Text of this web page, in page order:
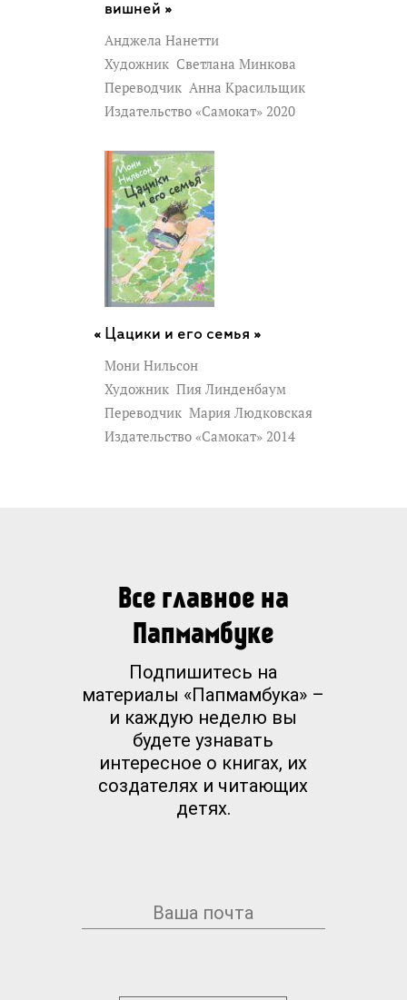
вишней »
Анджела Нанетти
Художник Светлана Минкова
Переводчик Анна Красильщик
Издательство «Самокат» 2020
Цацики и его семья »
Мони Нильсон
Художник Пия Линденбаум
Переводчик Мария Людковская
Издательство «Самокат» 2014
Все главное на
Папмамбуке
Подпишитесь на
материалы «Папмамбука» –
и каждую неделю вы
будете узнавать
интересное о книгах, их
создателях и читающих
детях.